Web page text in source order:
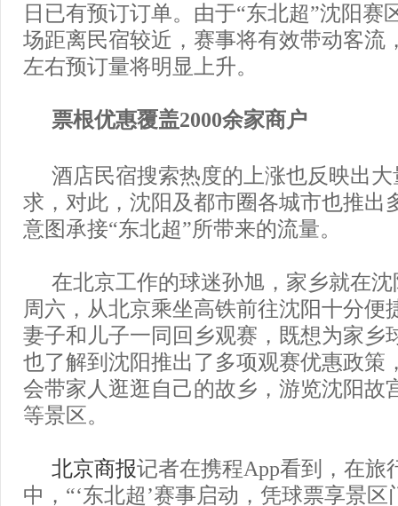
日已有预订订单。由于“东北超”沈阳赛
场距离民宿较近，赛事将有效带动客流
左右预订量将明显上升。
票根优惠覆盖2000余家商户
酒店民宿搜索热度的上涨也反映出
求，对此，沈阳及都市圈各城市也推出
意图承接“东北超”所带来的流量。
在北京工作的球迷孙旭，家乡就在沈
周六，从北京乘坐高铁前往沈阳十分便
妻子和儿子一同回乡观赛，既想为家乡
也了解到沈阳推出了多项观赛优惠政策
会带家人逛逛自己的故乡，游览沈阳故
等景区。
北京商报记者在携程App看到，在旅
中，“‘东北超’赛事启动，凭球票享景区